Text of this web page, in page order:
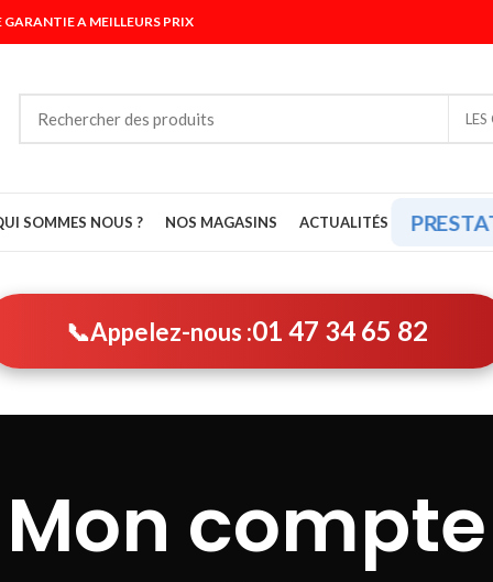
A MEILLEURS PRIX
SOMMES NOUS ? NOS MAGASINS ACTUALITÉS
📞Appelez-nous :01 47 34 65 82
Mon compte